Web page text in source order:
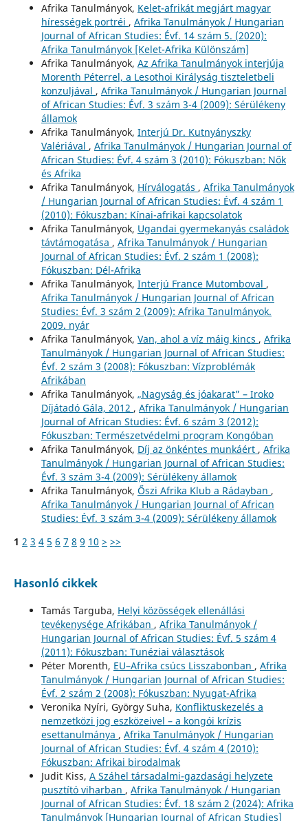
Afrika Tanulmányok, Kelet-afrikát megjárt magyar
hírességek portréi , Afrika Tanulmányok / Hungarian
Journal of African Studies: Évf. 14 szám 5. (2020):
Afrika Tanulmányok [Kelet-Afrika Különszám]
Afrika Tanulmányok, Az Afrika Tanulmányok interjúja
Morenth Péterrel, a Lesothoi Királyság tiszteletbeli
konzuljával , Afrika Tanulmányok / Hungarian Journal
of African Studies: Évf. 3 szám 3-4 (2009): Sérülékeny
államok
Afrika Tanulmányok, Interjú Dr. Kutnyányszky
Valériával , Afrika Tanulmányok / Hungarian Journal of
African Studies: Évf. 4 szám 3 (2010): Fókuszban: Nők
és Afrika
Afrika Tanulmányok, Hírválogatás , Afrika Tanulmányok
/ Hungarian Journal of African Studies: Évf. 4 szám 1
(2010): Fókuszban: Kínai-afrikai kapcsolatok
Afrika Tanulmányok, Ugandai gyermekanyás családok
távtámogatása , Afrika Tanulmányok / Hungarian
Journal of African Studies: Évf. 2 szám 1 (2008):
Fókuszban: Dél-Afrika
Afrika Tanulmányok, Interjú France Mutomboval ,
Afrika Tanulmányok / Hungarian Journal of African
Studies: Évf. 3 szám 2 (2009): Afrika Tanulmányok.
2009. nyár
Afrika Tanulmányok, Van, ahol a víz máig kincs , Afrika
Tanulmányok / Hungarian Journal of African Studies:
Évf. 2 szám 3 (2008): Fókuszban: Vízproblémák
Afrikában
Afrika Tanulmányok, „Nagyság és jóakarat” – Iroko
Díjátadó Gála, 2012 , Afrika Tanulmányok / Hungarian
Journal of African Studies: Évf. 6 szám 3 (2012):
Fókuszban: Természetvédelmi program Kongóban
Afrika Tanulmányok, Díj az önkéntes munkáért , Afrika
Tanulmányok / Hungarian Journal of African Studies:
Évf. 3 szám 3-4 (2009): Sérülékeny államok
Afrika Tanulmányok, Őszi Afrika Klub a Rádayban ,
Afrika Tanulmányok / Hungarian Journal of African
Studies: Évf. 3 szám 3-4 (2009): Sérülékeny államok
1 2 3 4 5 6 7 8 9 10 > >>
Hasonló cikkek
Tamás Targuba, Helyi közösségek ellenállási
tevékenysége Afrikában , Afrika Tanulmányok /
Hungarian Journal of African Studies: Évf. 5 szám 4
(2011): Fókuszban: Tunéziai választások
Péter Morenth, EU–Afrika csúcs Lisszabonban , Afrika
Tanulmányok / Hungarian Journal of African Studies:
Évf. 2 szám 2 (2008): Fókuszban: Nyugat-Afrika
Veronika Nyíri, György Suha, Konfliktuskezelés a
nemzetközi jog eszközeivel – a kongói krízis
esettanulmánya , Afrika Tanulmányok / Hungarian
Journal of African Studies: Évf. 4 szám 4 (2010):
Fókuszban: Afrikai birodalmak
Judit Kiss, A Száhel társadalmi-gazdasági helyzete
pusztító viharban , Afrika Tanulmányok / Hungarian
Journal of African Studies: Évf. 18 szám 2 (2024): Afrika
Tanulmányok [Hungarian Journal of African Studies]